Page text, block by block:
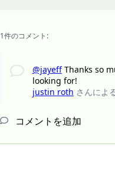
1件のコメント:
@jayeffThanks so
looking for!
justin roth さんによ
コメントを追加